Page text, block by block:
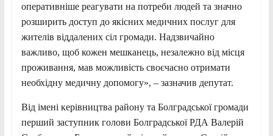
оперативніше реагувати на потреби людей та значно
розширить доступ до якісних медичних послуг для
жителів віддалених сіл громади. Надзвичайно
важливо, щоб кожен мешканець, незалежно від місця
проживання, мав можливість своєчасно отримати
необхідну медичну допомогу», – зазначив депутат.
Від імені керівництва району та Болградської громади
перший заступник голови Болградської РДА Валерій